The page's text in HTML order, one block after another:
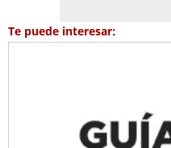
Te puede interesar: